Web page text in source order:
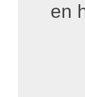
en